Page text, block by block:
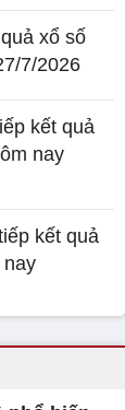
xổ số
7/2026
kết quả
nay
kết quả
nay